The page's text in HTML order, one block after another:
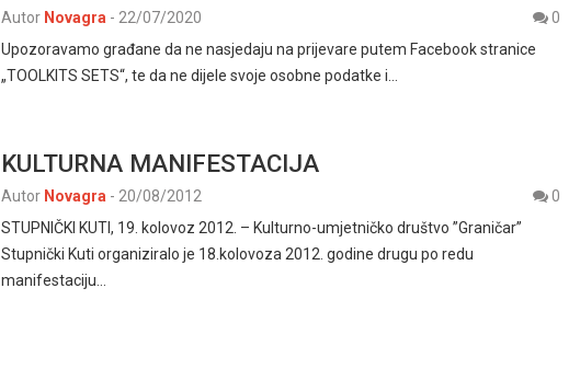
Autor Novagra - 22/07/2020
0
Upozoravamo građane da ne nasjedaju na prijevare putem Facebook stranice
„TOOLKITS SETS“, te da ne dijele svoje osobne podatke i…
KULTURNA MANIFESTACIJA
Autor Novagra - 20/08/2012
0
STUPNIČKI KUTI, 19. kolovoz 2012. – Kulturno-umjetničko društvo ”Graničar”
Stupnički Kuti organiziralo je 18.kolovoza 2012. godine drugu po redu
manifestaciju…